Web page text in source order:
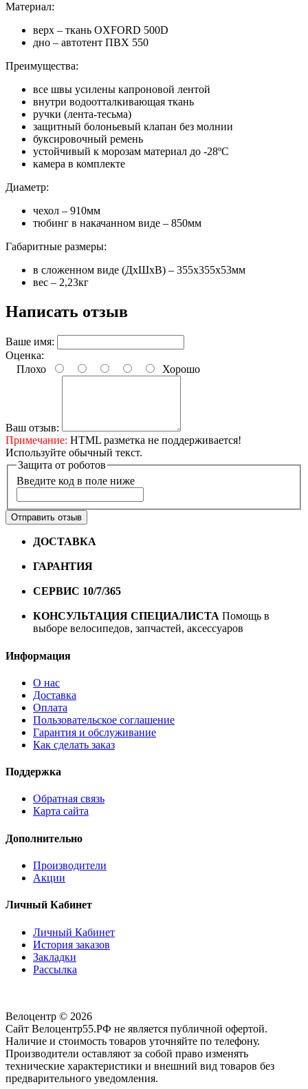
Материал:
верх – ткань OXFORD 500D
дно – автотент ПВХ 550
Преимущества:
все швы усилены капроновой лентой
внутри водоотталкивающая ткань
ручки (лента-тесьма)
защитный болоньевый клапан без молнии
буксировочный ремень
устойчивый к морозам материал до -28ºС
камера в комплекте
Диаметр:
чехол – 910мм
тюбинг в накачанном виде – 850мм
Габаритные размеры:
в сложенном виде (ДхШхВ) – 355х355х53мм
вес – 2,23кг
Написать отзыв
Ваше имя:
Оценка:
Плохо
Хорошо
Ваш отзыв:
Примечание: HTML разметка не поддерживается!
Используйте обычный текст.
Защита от роботов
Введите код в поле ниже
Отправить отзыв
ДОСТАВКА
ГАРАНТИЯ
СЕРВИС 10/7/365
КОНСУЛЬТАЦИЯ СПЕЦИАЛИСТА Помощь в
выборе велосипедов, запчастей, аксессуаров
Информация
О нас
Доставка
Оплата
Пользовательское соглашение
Гарантия и обслуживание
Как сделать заказ
Поддержка
Обратная связь
Карта сайта
Дополнительно
Производители
Акции
Личный Кабинет
Личный Кабинет
История заказов
Закладки
Рассылка
Велоцентр © 2026
Сайт Велоцентр55.РФ не является публичной офертой.
Наличие и стоимость товаров уточняйте по телефону.
Производители оставляют за собой право изменять
технические характеристики и внешний вид товаров без
предварительного уведомления.